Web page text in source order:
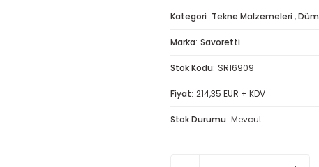
Kategori Tekne Malzemeleri ,
Marka Savoretti
Stok Kodu SR16909
Fiyat 214,35 EUR + KDV
Stok Durumu Mevcut